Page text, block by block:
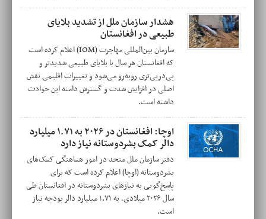
هشدار سازمان ملل از تشدید بلایای
طبیعی در افغانستان
سازمان بین‌المللی مهاجرت (IOM) اعلام کرده است
که افغانستان هر سال با بلایای طبیعی شدیدتر و
پی‌درپی‌تری روبه‌رو می‌شود و تغییرات اقلیمی نقش
اصلی در افزایش شدت و گسترش دامنه این حوادث
داشته است.
اوچا: افغانستان در ۲۰۲۶ به ۱.۷۱ میلیارد
دالر کمک بشردوستانه نیاز دارد
دفتر سازمان ملل متحد در امور هماهنگی کمک‌های
بشردوستانه (اوچا) اعلام کرده است که برای
پاسخ‌گویی به نیازهای بشردوستانه در افغانستان طی
سال ۲۰۲۶ میلادی، به ۱.۷۱ میلیارد دالر بودجه نیاز
است.